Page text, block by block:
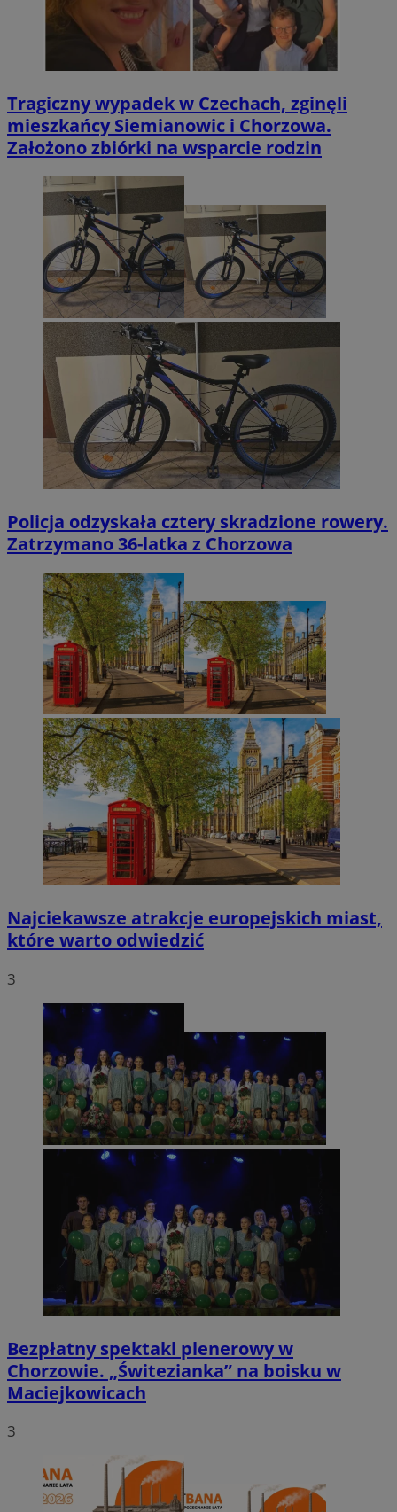
Tragiczny wypadek w Czechach, zginęli
mieszkańcy Siemianowic i Chorzowa.
Założono zbiórki na wsparcie rodzin
Policja odzyskała cztery skradzione rowery.
Zatrzymano 36-latka z Chorzowa
Najciekawsze atrakcje europejskich miast,
które warto odwiedzić
3
Bezpłatny spektakl plenerowy w
Chorzowie. „Świtezianka” na boisku w
Maciejkowicach
3